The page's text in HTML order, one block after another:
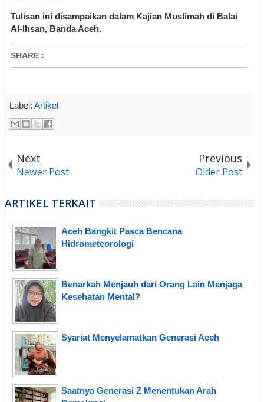
Tulisan ini disampaikan dalam Kajian Muslimah di Balai
Al-Ihsan, Banda Aceh.
SHARE :
Label: Artikel
Next
Newer Post
Previous
Older Post
ARTIKEL TERKAIT
Aceh Bangkit Pasca Bencana
Hidrometeorologi
Benarkah Menjauh dari Orang Lain Menjaga
Kesehatan Mental?
Syariat Menyelamatkan Generasi Aceh
Saatnya Generasi Z Menentukan Arah